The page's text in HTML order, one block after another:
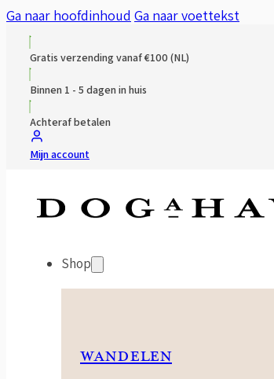
Ga naar hoofdinhoud Ga naar voettekst
Gratis verzending vanaf €100 (NL)
Binnen 1 - 5 dagen in huis
Achteraf betalen
Mijn account
Shop
WANDELEN